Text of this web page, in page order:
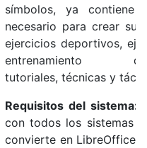
símbolos, ya contiene
necesario para crear
ejercicios deportivos,
entrenamiento
tutoriales, técnicas y
Requisitos del sistema:
con todos los sistemas
convierte en LibreOffice